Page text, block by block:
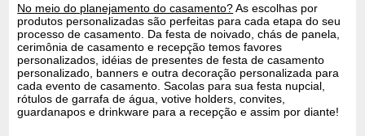
No meio do planejamento do casamento?As escolhas por
produtos personalizadas são perfeitas para cada etapa do seu
processo de casamento. Da festa de noivado, chás de panela,
cerimônia de casamento e recepção temos favores
personalizados, idéias de presentes de festa de casamento
personalizado, banners e outra decoração personalizada para
cada evento de casamento. Sacolas para sua festa nupcial,
rótulos de garrafa de água, votive holders, convites,
guardanapos e drinkware para a recepção e assim por diante!